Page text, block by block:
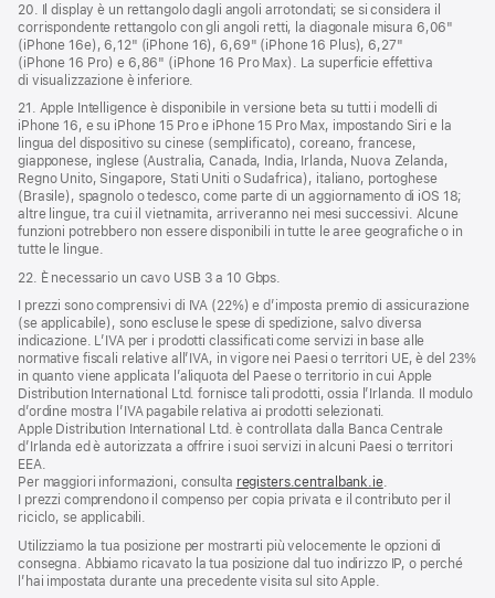
20. Il display è un rettangolo dagli angoli arrotondati; se si considera il
corrispondente rettangolo con gli angoli retti, la diagonale misura 6,06"
(iPhone 16e), 6,12" (iPhone 16), 6,69" (iPhone 16 Plus), 6,27"
(iPhone 16 Pro) e 6,86" (iPhone 16 Pro Max). La superficie effettiva
di visualizzazione è inferiore.
21. Apple Intelligence è disponibile in versione beta su tutti i modelli di
iPhone 16, e su iPhone 15 Pro e iPhone 15 Pro Max, impostando Siri e la
lingua del dispositivo su cinese (semplificato), coreano, francese,
giapponese, inglese (Australia, Canada, India, Irlanda, Nuova Zelanda,
Regno Unito, Singapore, Stati Uniti o Sudafrica), italiano, portoghese
(Brasile), spagnolo o tedesco, come parte di un aggiornamento di iOS 18;
altre lingue, tra cui il vietnamita, arriveranno nei mesi successivi. Alcune
funzioni potrebbero non essere disponibili in tutte le aree geografiche o in
tutte le lingue.
22. È necessario un cavo USB 3 a 10 Gbps.
I prezzi sono comprensivi di IVA (22%) e d’imposta premio di assicurazione
(se applicabile), sono escluse le spese di spedizione, salvo diversa
indicazione. L’IVA per i prodotti classificati come servizi in base alle
normative fiscali relative all’IVA, in vigore nei Paesi o territori UE, è del 23%
in quanto viene applicata l’aliquota del Paese o territorio in cui Apple
Distribution International Ltd. fornisce tali prodotti, ossia l’Irlanda. Il modulo
d’ordine mostra l’IVA pagabile relativa ai prodotti selezionati.
Apple Distribution International Ltd. è controllata dalla Banca Centrale
d’Irlanda ed è autorizzata a offrire i suoi servizi in alcuni Paesi o territori
EEA.
Per maggiori informazioni, consulta registers.centralbank.ie.
I prezzi comprendono il compenso per copia privata e il contributo per il
riciclo, se applicabili.
Utilizziamo la tua posizione per mostrarti più velocemente le opzioni di
consegna. Abbiamo ricavato la tua posizione dal tuo indirizzo IP, o perché
l’hai impostata durante una precedente visita sul sito Apple.